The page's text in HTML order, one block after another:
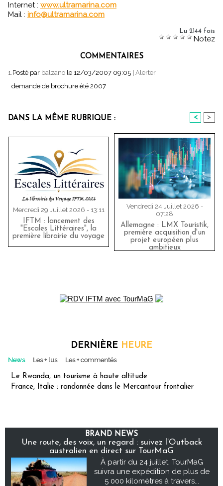
Internet : www.ultramarina.com
Mail : info@ultramarina.com
Lu 2144 fois
Notez
COMMENTAIRES
1.Posté par balzano le 12/03/2007 09:05 Alerter
demande de brochure été 2007
DANS LA MÊME RUBRIQUE : < >
Mercredi 29 Juillet 2026 - 13:11
IFTM : lancement des
"Escales Littéraires", la
première librairie du voyage
Vendredi 24 Juillet 2026 -
07:28
Allemagne : LMX Touristik,
première acquisition d'un
projet européen plus
ambitieux
DERNIÈRE HEURE
News Les + lus Les + commentés
Le Rwanda, un tourisme à haute altitude
France, Italie : randonnée dans le Mercantour frontalier
BRAND NEWS
Une route, des voix, un regard : suivez l’Outback
australien en direct sur TourMaG
À partir du 24 juillet, TourMaG
suivra une expédition de plus de
5 000 kilomètres à travers...